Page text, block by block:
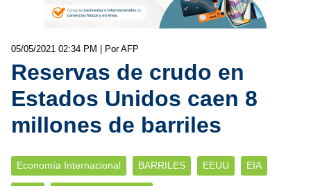
05/05/2021 02:34 PM | Por AFP
Reservas de crudo en
Estados Unidos caen 8
millones de barriles
Economía Internacional BARRILES EEUU EIA